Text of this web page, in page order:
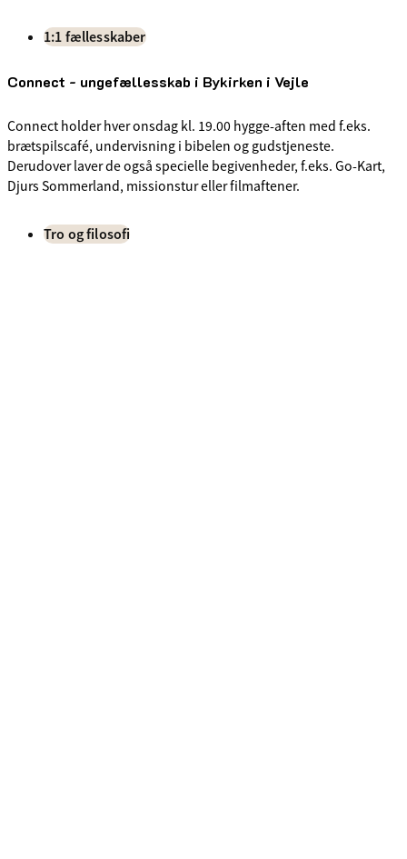
1:1 fællesskaber
Connect - ungefællesskab i Bykirken i Vejle
Connect holder hver onsdag kl. 19.00 hygge-aften med f.eks.
brætspilscafé, undervisning i bibelen og gudstjeneste.
Derudover laver de også specielle begivenheder, f.eks. Go-Kart,
Djurs Sommerland, missionstur eller filmaftener.
Tro og filosofi